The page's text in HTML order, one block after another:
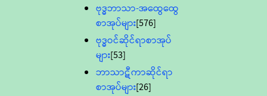
ဗုဒ္ဓဘာသာ-အထွေထွေ
စာအုပ်များ[576]
ဗုဒ္ဓဝင်ဆိုင်ရာစာအုပ်
များ[53]
ဘာသာဋီကာဆိုင်ရာ
စာအုပ်များ[26]